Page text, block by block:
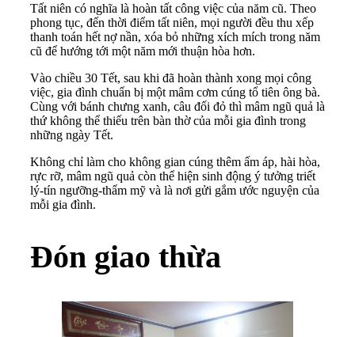
Tất niên có nghĩa là hoàn tất công việc của năm cũ. Theo
phong tục, đến thời điểm tất niên, mọi người đều thu xếp
thanh toán hết nợ nần, xóa bỏ những xích mích trong năm
cũ để hướng tới một năm mới thuận hòa hơn.
Vào chiều 30 Tết, sau khi đã hoàn thành xong mọi công
việc, gia đình chuẩn bị một mâm cơm cúng tổ tiên ông bà.
Cùng với bánh chưng xanh, câu đối đỏ thì mâm ngũ quả là
thứ không thể thiếu trên bàn thờ của mỗi gia đình trong
những ngày Tết.
Không chỉ làm cho không gian cúng thêm ấm áp, hài hòa,
rực rỡ, mâm ngũ quả còn thể hiện sinh động ý tưởng triết
lý-tín ngưỡng-thẩm mỹ và là nơi gửi gắm ước nguyện của
mỗi gia đình.
Đón giao thừa